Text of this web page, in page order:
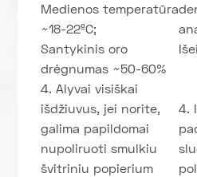
Medienos temperatūra
~18-22ºC;
Santykinis oro
drėgnumas ~50-60%
4. Alyvai visiškai
išdžiuvus, jei norite,
galima papildomai
nupoliruoti smulkiu
švitriniu popierium
4.